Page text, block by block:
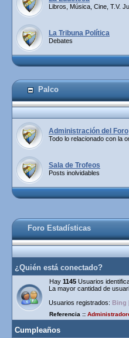
Libros, Música, Cine, T.V.
La Tribuna Política
Debates
Palco
Administración del Foro
Todo lo relacionado con la
Sala de Trofeos
Posts inolvidables
Foro Estadísticas
¿Quién está conectado?
Hay 1145 Usuarios
La mayor cantidad de
Usuarios registrados: Bing
Referencia ::
Cumpleaños